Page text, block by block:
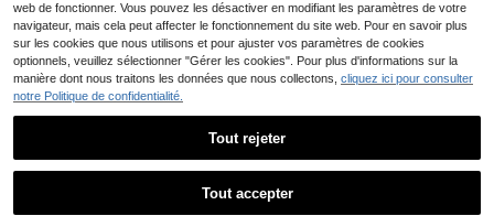
1
web de fonctionner. Vous pouvez les désactiver en modifiant les paramètres de votre
navigateur, mais cela peut affecter le fonctionnement du site web. Pour en savoir plus
sur les cookies que nous utilisons et pour ajuster vos paramètres de cookies
optionnels, veuillez sélectionner "Gérer les cookies". Pour plus d'informations sur la
manière dont nous traitons les données que nous collectons, cliquez ici pour consulter
notre Politique de confidentialité.
Tout rejeter
Tout accepter